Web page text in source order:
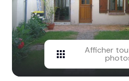
Afficher